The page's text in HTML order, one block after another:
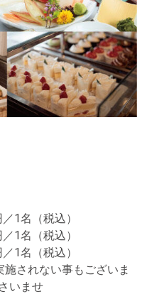
（税込）
（税込）
1名（税込）
されない事もございま
いませ